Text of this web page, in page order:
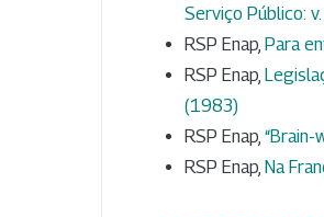
Serviço Público:
RSP Enap, Para
RSP Enap,
(1983)
RSP Enap, “Brain-
RSP Enap, Na